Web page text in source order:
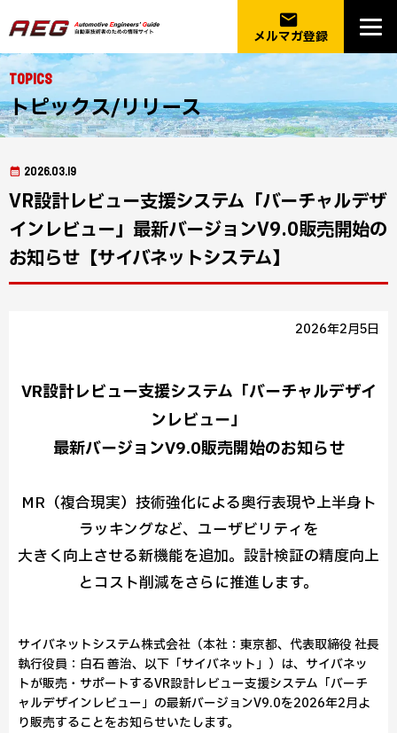
email
メルマガ登録
Topics
トピックス/リリース
2026.03.19
VR設計レビュー支援システム「バーチャルデザ
インレビュー」最新バージョンV9.0販売開始の
お知らせ【サイバネットシステム】
2026年2月5日
VR設計レビュー支援システム「バーチャルデザイ
ンレビュー」
最新バージョンV9.0販売開始のお知らせ
MR（複合現実）技術強化による奥行表現や上半身ト
ラッキングなど、ユーザビリティを
大きく向上させる新機能を追加。設計検証の精度向上
とコスト削減をさらに推進します。
サイバネットシステム株式会社（本社：東京都、代表取締役 社長
執行役員：白石 善治、以下「サイバネット」）は、サイバネッ
トが販売・サポートするVR設計レビュー支援システム「バーチ
ャルデザインレビュー」の最新バージョンV9.0を2026年2月よ
り販売することをお知らせいたします。